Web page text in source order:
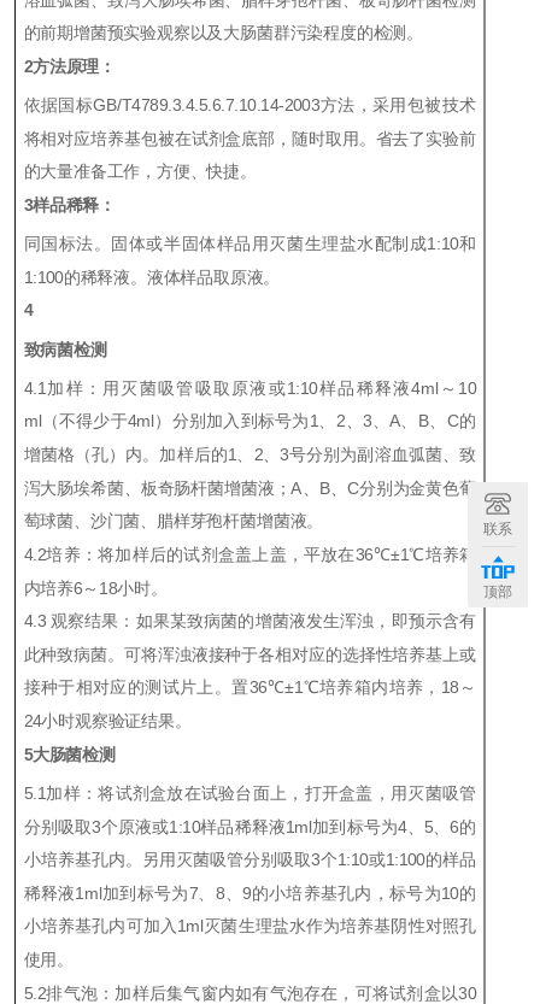
的前期增菌预实验观察以及大肠菌群污染程度的检测。
2方法原理：
依据国标GB/T4789.3. 4.5.6 .7.10.14-2003方法，采用包被技术
将相对应培养基包被在试剂盒底部，随时取用。省去了实验前
的大量准备工作，方便、快捷。
3样品稀释：
同国标法。固体或半固体样品用灭菌生理盐水配制成1:10和
1:100的稀释液。液体样品取原液。
4
致病菌检测
4.1 加样 ：用灭菌吸管吸取原液或1:10样品稀释液4ml～ 10
ml（不得少于4ml）分别 加入到标号为1、 2、 3、 A、 B、 C的
增菌格（孔）内。加样后的1 2、3号分别为副溶血弧菌、致
泻大肠埃希菌、 板奇肠杆菌增菌液；A B、 C分别为金黄色葡
萄球菌、沙门菌、
腊样芽孢杆菌增菌液。
4.2培养：将加样后的试剂盒盖上盖，平放在36℃±1℃培养箱
内培养6～ 18小时。
4.3 观察结果：如果某致病菌的增菌液发生浑浊，即预示含有
此种致病菌。可将浑浊液接种于各相对应的选择性培养基上或
接种于相对应的测试片上。置36℃±1℃培养箱内培养， 18 ～
24小时观察验证结果。
5大肠菌检测
5.1加样：将试剂盒放在试验台面上，打开盒盖， 用灭菌吸管
分别吸取3个原液或1 :10样品稀释液1ml加到标号为4、 5 、6的
小培养基孔内。另用灭菌吸管分别吸取3个1:10或1:100的样品
稀释液1ml加到标号为7、 8 9的小培养基孔内，标号为10的
小培养基孔内可加入1ml灭菌生理盐水作为培养基阴性对照孔
使用。
5.2排气泡：加样后集气窗内如有气泡存在，可将试剂盒以30
联系
顶部